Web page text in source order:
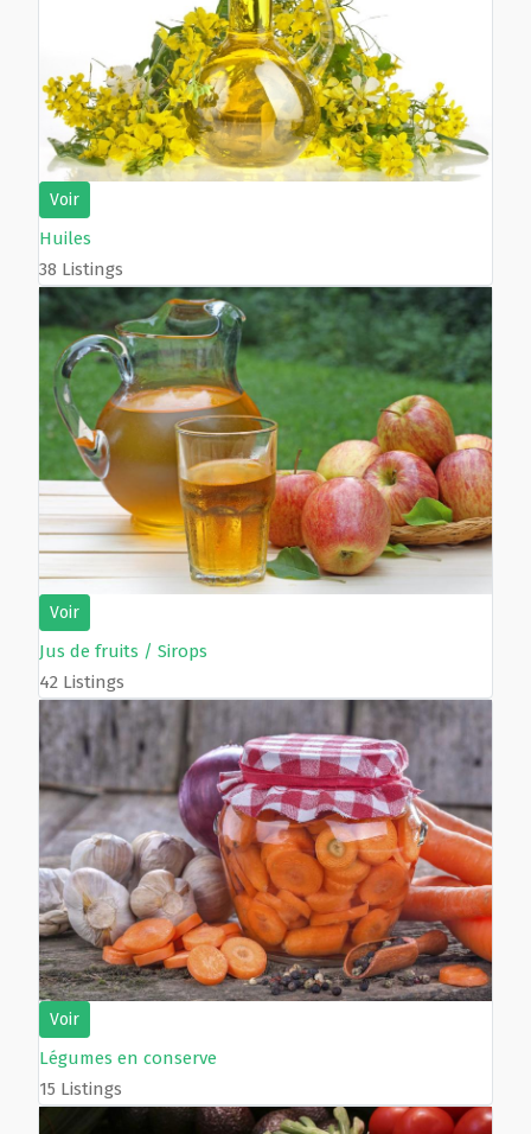
Voir
Huiles
38 Listings
Voir
Jus de fruits / Sirops
42 Listings
Voir
Légumes en conserve
15 Listings